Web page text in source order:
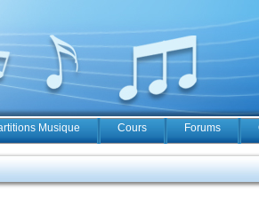
Musique Cours Forums